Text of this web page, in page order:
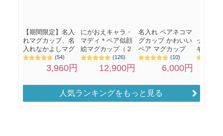
人気ランキングをもっと見る